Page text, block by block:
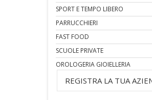
SPORT E TEMPO LIBERO
PARRUCCHIERI
FAST FOOD
SCUOLE PRIVATE
OROLOGERIA GIOIELLERIA
REGISTRA LA TUA